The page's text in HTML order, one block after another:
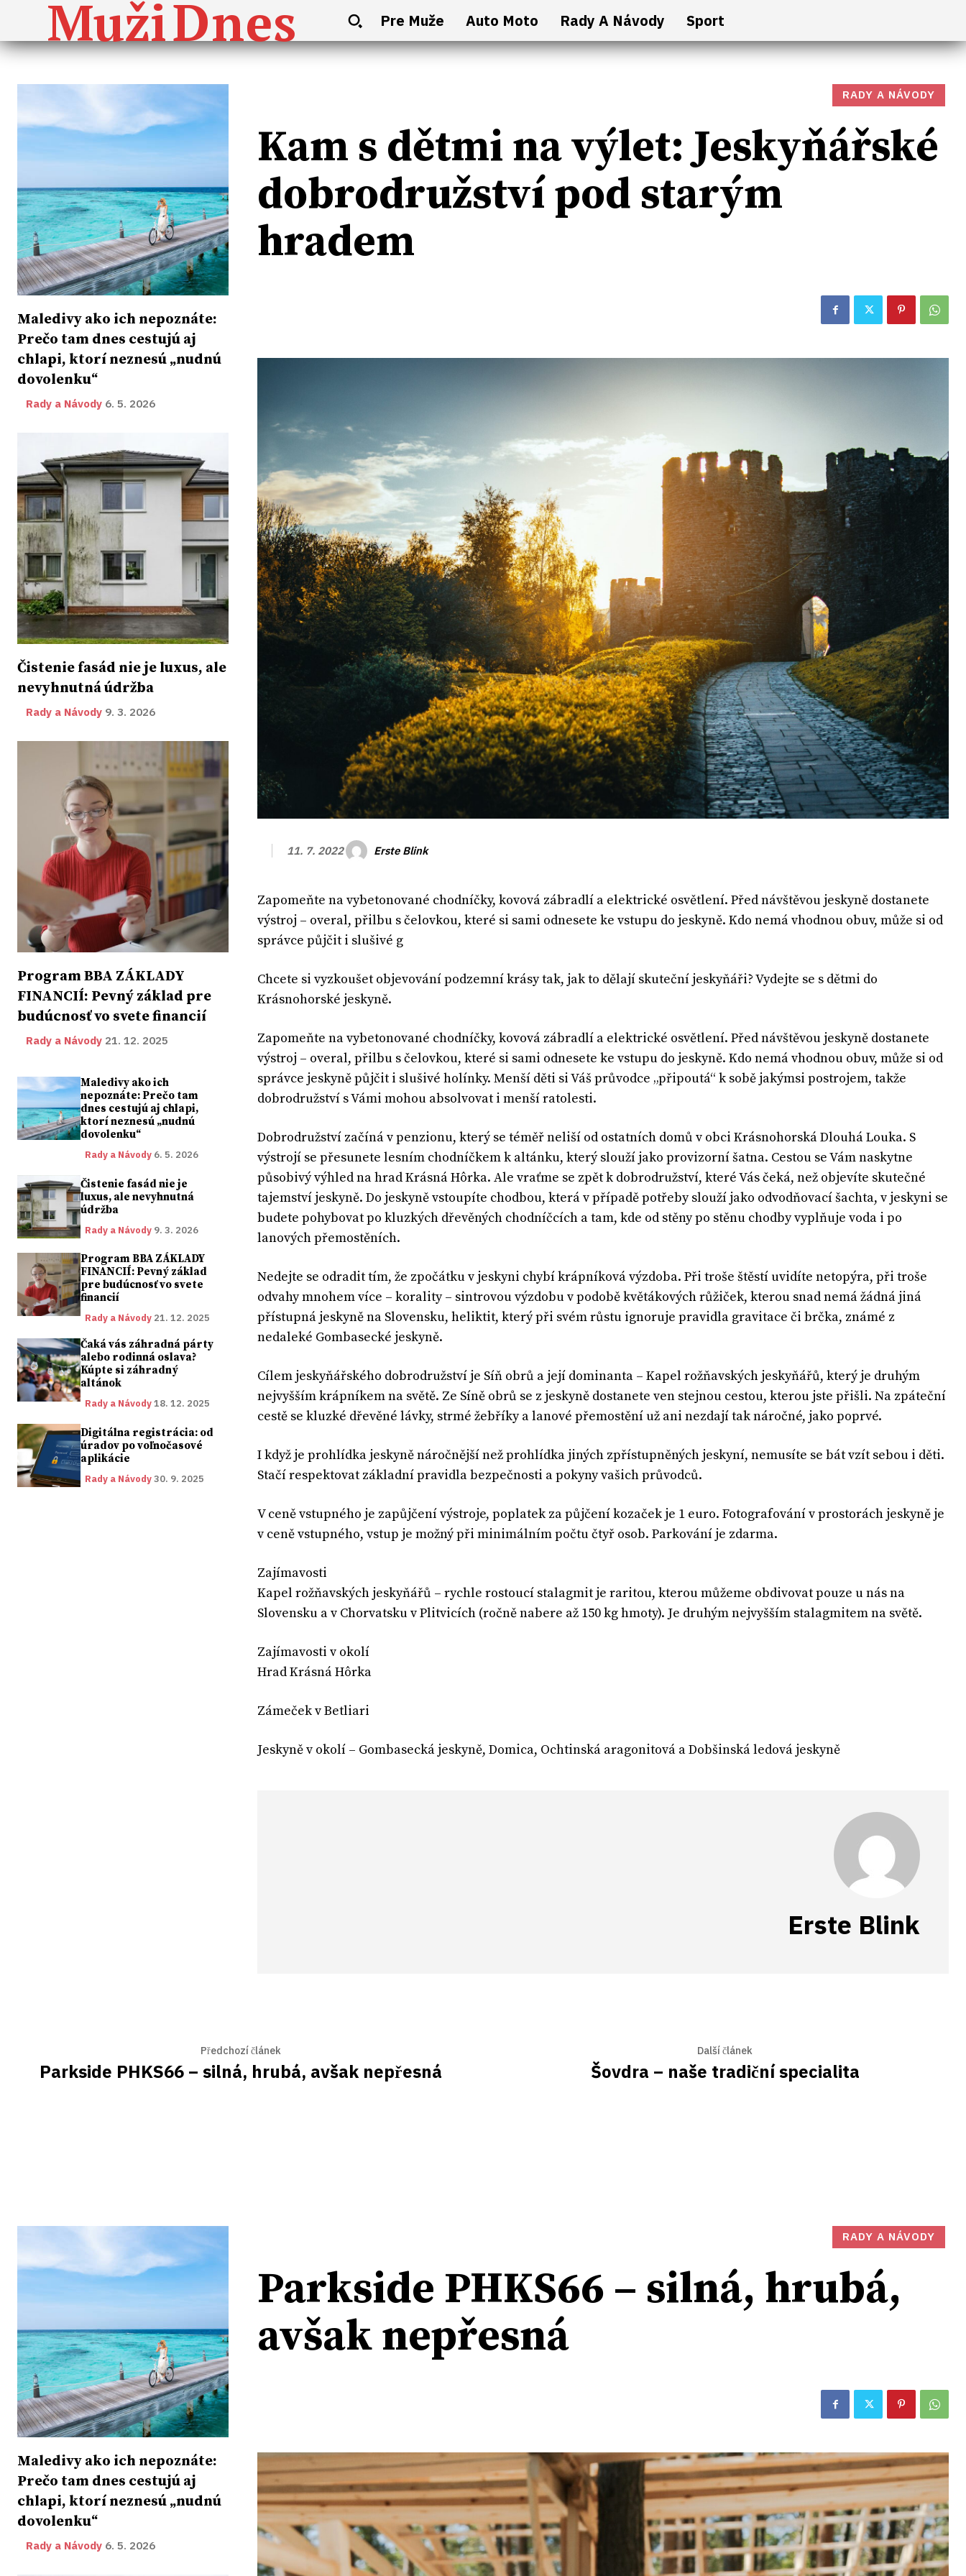
MužiDnes Pre Muže Auto Moto Rady A Návody Sport
Maledivy ako ich nepoznáte:
Prečo tam dnes cestujú aj
chlapi, ktorí neznesú „nudnú
dovolenku“
Rady a Návody 6. 5. 2026
Čistenie fasád nie je luxus, ale
nevyhnutná údržba
Rady a Návody 9. 3. 2026
Program BBA ZÁKLADY
FINANCIÍ: Pevný základ pre
budúcnosť vo svete financií
Rady a Návody 21. 12. 2025
Maledivy ako ich
nepoznáte: Prečo tam
dnes cestujú aj chlapi,
ktorí neznesú „nudnú
dovolenku“
Rady a Návody 6. 5. 2026
Čistenie fasád nie je
luxus, ale nevyhnutná
údržba
Rady a Návody 9. 3. 2026
Program BBA ZÁKLADY
FINANCIÍ: Pevný základ
pre budúcnosť vo svete
financií
Rady a Návody 21. 12. 2025
Čaká vás záhradná párty
alebo rodinná oslava?
Kúpte si záhradný
altánok
Rady a Návody18. 12. 2025
Digitálna registrácia: od
úradov po voľnočasové
aplikácie
Rady a Návody30. 9. 2025
RADY A NÁVODY
Kam s dětmi na výlet: Jeskyňářské
dobrodružství pod starým
hradem
11. 7. 2022 Erste Blink
Zapomeňte na vybetonované chodníčky, kovová zábradlí a elektrické osvětlení. Před návštěvou jeskyně dostanete
výstroj – overal, přilbu s čelovkou, které si sami odnesete ke vstupu do jeskyně. Kdo nemá vhodnou obuv, může si od
správce půjčit i slušivé g
Chcete si vyzkoušet objevování podzemní krásy tak, jak to dělají skuteční jeskyňáři? Vydejte se s dětmi do
Krásnohorské jeskyně.
Zapomeňte na vybetonované chodníčky, kovová zábradlí a elektrické osvětlení. Před návštěvou jeskyně dostanete
výstroj – overal, přilbu s čelovkou, které si sami odnesete ke vstupu do jeskyně. Kdo nemá vhodnou obuv, může si od
správce jeskyně půjčit i slušivé holínky. Menší děti si Váš průvodce „připoutá“ k sobě jakýmsi postrojem, takže
dobrodružství s Vámi mohou absolvovat i menší ratolesti.
Dobrodružství začíná v penzionu, který se téměř neliší od ostatních domů v obci Krásnohorská Dlouhá Louka. S
výstrojí se přesunete lesním chodníčkem k altánku, který slouží jako provizorní šatna. Cestou se Vám naskytne
působivý výhled na hrad Krásná Hôrka. Ale vraťme se zpět k dobrodružství, které Vás čeká, než objevíte skutečné
tajemství jeskyně. Do jeskyně vstoupíte chodbou, která v případě potřeby slouží jako odvodňovací šachta, v jeskyni se
budete pohybovat po kluzkých dřevěných chodníčcích a tam, kde od stěny po stěnu chodby vyplňuje voda i po
lanových přemostěních.
Nedejte se odradit tím, že zpočátku v jeskyni chybí krápníková výzdoba. Při troše štěstí uvidíte netopýra, při troše
odvahy mnohem více – korality – sintrovou výzdobu v podobě květákových růžiček, kterou snad nemá žádná jiná
přístupná jeskyně na Slovensku, heliktit, který při svém růstu ignoruje pravidla gravitace či brčka, známé z
nedaleké Gombasecké jeskyně.
Cílem jeskyňářského dobrodružství je Síň obrů a její dominanta – Kapel rožňavských jeskyňářů, který je druhým
nejvyšším krápníkem na světě. Ze Síně obrů se z jeskyně dostanete ven stejnou cestou, kterou jste přišli. Na zpáteční
cestě se kluzké dřevěné lávky, strmé žebříky a lanové přemostění už ani nezdají tak náročné, jako poprvé.
I když je prohlídka jeskyně náročnější než prohlídka jiných zpřístupněných jeskyní, nemusíte se bát vzít sebou i děti.
Stačí respektovat základní pravidla bezpečnosti a pokyny vašich průvodců.
V ceně vstupného je zapůjčení výstroje, poplatek za půjčení kozaček je 1 euro. Fotografování v prostorách jeskyně je
v ceně vstupného, ​​vstup je možný při minimálním počtu čtyř osob. Parkování je zdarma.
Zajímavosti
Kapel rožňavských jeskyňářů – rychle rostoucí stalagmit je raritou, kterou můžeme obdivovat pouze u nás na
Slovensku a v Chorvatsku v Plitvicích (ročně nabere až 150 kg hmoty). Je druhým nejvyšším stalagmitem na světě.
Zajímavosti v okolí
Hrad Krásná Hôrka
Zámeček v Betliari
Jeskyně v okolí – Gombasecká jeskyně, Domica, Ochtinská aragonitová a Dobšinská ledová jeskyně
Erste Blink
Předchozí článek
Parkside PHKS66 – silná, hrubá, avšak nepřesná
Další článek
Šovdra – naše tradiční specialita